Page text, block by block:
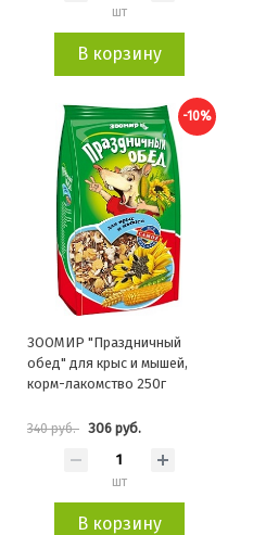
шт
В корзину
-10%
ЗООМИР "Праздничный
обед" для крыс и мышей,
корм-лакомство 250г
340 руб. 306 руб.
шт
В корзину